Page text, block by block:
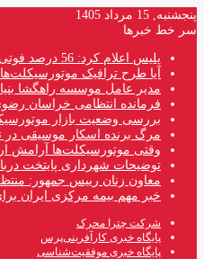
پنجشنبه, 15 مرداد 1405
سر خط خبرها
پلیس اعلام کرد: 56 درصد فوتی‌های تصادفات قم را راکبان موتورسیکلت تشکیل می‌دهند
آیا طرح ترافیک
مدیر عامل موسسه راهگشا
فرمانده انتظامی خراسان
بررسی وضعیت بازار
مرگ برنده اسکار موسیقی
وقتی موتورسیکلت‌ها آرامش
توضیحات شهرداری پایتخت
معاون زنان رییس جمهور:
خبر مهم بیمه مرکزی ایران
شرکت چترا محرک
پایگاه خبری کارآفرینی‌پرس
پایگاه خبری موفقیت‌شناسی